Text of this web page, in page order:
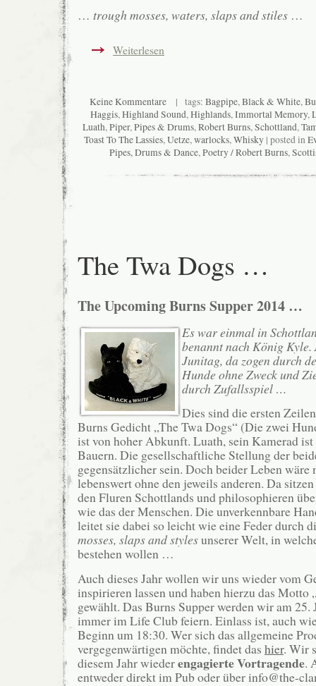
… trough mosses, waters, slaps and stiles …
Weiterlesen
Keine Kommentare| tags: Bagpipe,Black & White,
Haggis,Highland Sound,Highlands,Immortal Memory,
Luath,Piper,Pipes & Drums,Robert Burns,Schottland,
Toast To The Lassies,Uetze,warlocks,Whisky| posted in
Pipes, Drums & Dance,Poetry / Robert Burns,
The Twa Dogs …
The Upcoming Burns Supper 2014 …
Es war einmal in
benannt nach König Kyle.
Junitag, da zogen durch
Hunde ohne Zweck und
durch Zufallsspiel …
Dies sind die ersten
Burns Gedicht „The Twa Dogs“ (Die zwei
ist von hoher Abkunft. Luath, sein Kamerad
Bauern. Die gesellschaftliche Stellung der
gegensätzlicher sein. Doch beider Leben wäre
lebenswert ohne den jeweils anderen. Da
den Fluren Schottlands und philosophieren
wie das der Menschen. Die unverkennbare
leitet sie dabei so leicht wie eine Feder durch
mosses, slaps and stylesunserer Welt, in
bestehen wollen …
Auch dieses Jahr wollen wir uns wieder vom
inspirieren lassen und haben hierzu das Motto
gewählt. Das Burns Supper werden wir am 25.
immer im Life Club feiern. Einlass ist, auch
Beginn um 18:30. Wer sich das allgemeine
vergegenwärtigen möchte, findet das hier. Wir
diesem Jahr wiederengagierte Vortragende.
entweder direkt im Pub oder über info@the-